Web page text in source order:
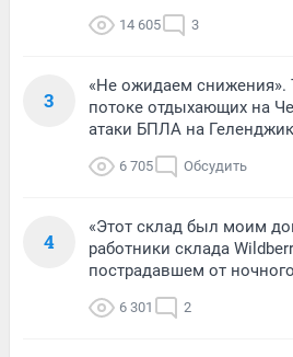
14 605 3
3
«Не ожидаем снижения».
потоке отдыхающих на
атаки БПЛА на Геленджик
6 705 Обсудить
4
«Этот склад был моим
работники склада
пострадавшем от
6 301 2